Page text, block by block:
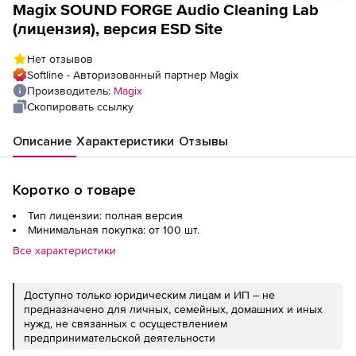
Magix SOUND FORGE Audio Cleaning Lab
(лицензия), версия ESD Site
Нет отзывов
Softline - Авторизованный партнер Magix
Производитель: Magix
Скопировать ссылку
Описание Характеристики Отзывы
Коротко о товаре
Тип лицензии: полная версия
Минимальная покупка: от 100 шт.
Все характеристики
Доступно только юридическим лицам и ИП – не
предназначено для личных, семейных, домашних и иных
нужд, не связанных с осуществлением
предпринимательской деятельности